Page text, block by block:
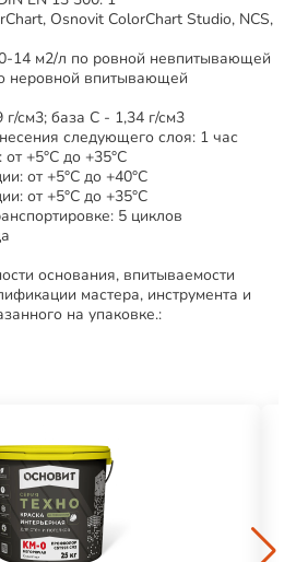
Osnovit ColorChart Studio, NCS,
14 м2/л по ровной невпитывающей
неровной впитывающей
см3; база С - 1,34 г/см3
следующего слоя: 1 час
+5°С до +35°С
от +5°С до +40°С
от +5°С до +35°С
5 циклов
основания, впитываемости
мастера, инструмента и
на упаковке.: